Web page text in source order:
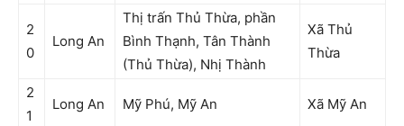
2
0
Long An
Thị trấn Thủ Thừa, phần
Bình Thạnh, Tân Thành
(Thủ Thừa), Nhị Thành
Xã Thủ
Thừa
2
1
Long An Mỹ Phú, Mỹ An Xã Mỹ An